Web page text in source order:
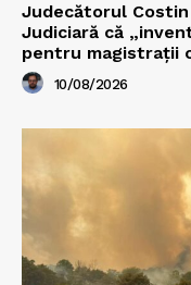
Judecătorul
Judiciară că
pentru magistrații
10/08/2026